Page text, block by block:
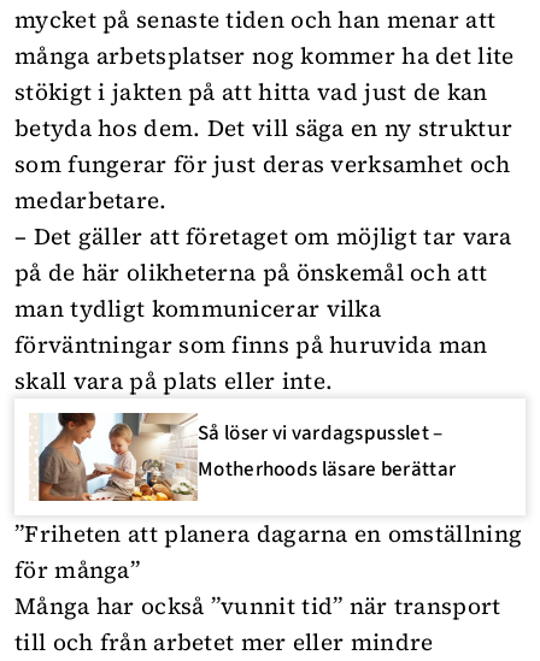
mycket på senaste tiden och han menar att
många arbetsplatser nog kommer ha det lite
stökigt i jakten på att hitta vad just de kan
betyda hos dem. Det vill säga en ny struktur
som fungerar för just deras verksamhet och
medarbetare.
– Det gäller att företaget om möjligt tar vara
på de här olikheterna på önskemål och att
man tydligt kommunicerar vilka
förväntningar som finns på huruvida man
skall vara på plats eller inte.
Så löser vi vardagspusslet –
Motherhoods läsare berättar
”Friheten att planera dagarna en omställning
för många”
Många har också ”vunnit tid” när transport
till och från arbetet mer eller mindre